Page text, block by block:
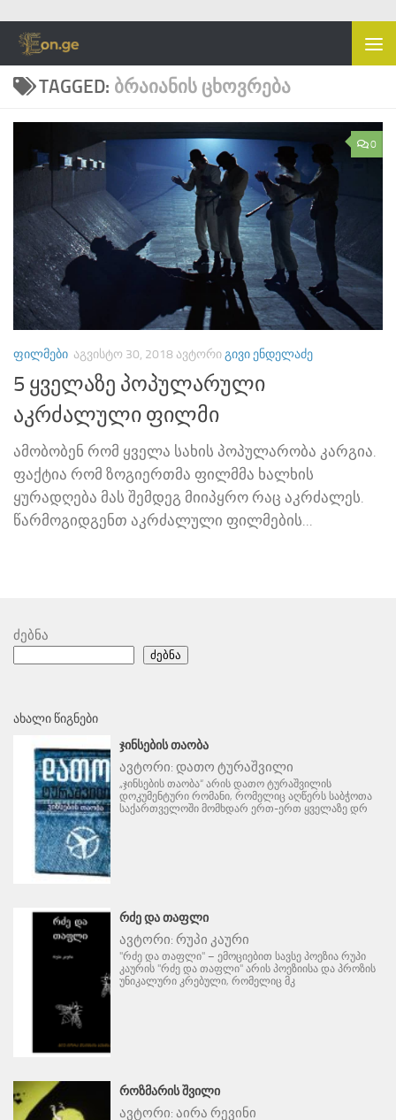
Skip to content
TAGGED: ᲑᲠᲐᲘᲐᲜᲘᲡ ᲪᲮᲝᲕᲠᲔᲑᲐ
0
ᲤᲘᲚᲛᲔᲑᲘ ᲐᲒᲕᲘᲡᲢᲝ 30, 2018 ᲐᲕᲢᲝᲠᲘᲒᲘᲕᲘ ᲔᲜᲓᲔᲚᲐᲫᲔ
5 ყველაზე პოპულარული
აკრძალული ფილმი
ამობობენ რომ ყველა სახის პოპულარობა კარგია.
ფაქტია რომ ზოგიერთმა ფილმმა ხალხის
ყურადღება მას შემდეგ მიიპყრო რაც აკრძალეს.
წარმოგიდგენთ აკრძალული ფილმების...
ძებნა
ძებნა
ᲐᲮᲐᲚᲘ ᲬᲘᲒᲜᲔᲑᲘ
ᲯᲘᲜᲡᲔᲑᲘᲡ ᲗᲐᲝᲑᲐ
ავტორი: დათო ტურაშვილი
„ჯინსების თაობა“ არის დათო ტურაშვილის
დოკუმენტური რომანი, რომელიც აღწერს საბჭოთა
საქართველოში მომხდარ ერთ-ერთ ყველაზე დრ
ᲠᲫᲔ ᲓᲐ ᲗᲐᲤᲚᲘ
ავტორი: რუპი კაური
"რძე და თაფლი" – ემოციებით სავსე პოეზია რუპი
კაურის "რძე და თაფლი" არის პოეზიისა და პროზის
უნიკალური კრებული, რომელიც მკ
ᲠᲝᲖᲛᲐᲠᲘᲡ ᲨᲕᲘᲚᲘ
ავტორი: აირა რევინი